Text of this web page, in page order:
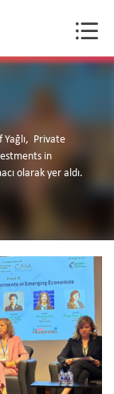
Yağlı, Private
in
olarak yer aldı.